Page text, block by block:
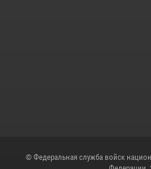
© Федеральная служба войск